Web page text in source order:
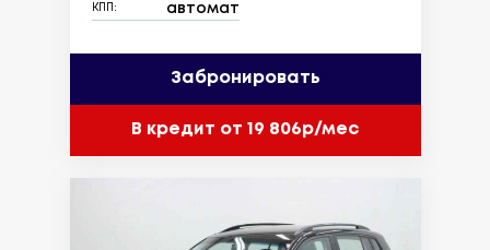
КПП: автомат
Забронировать
В кредит от 19 806р/мес